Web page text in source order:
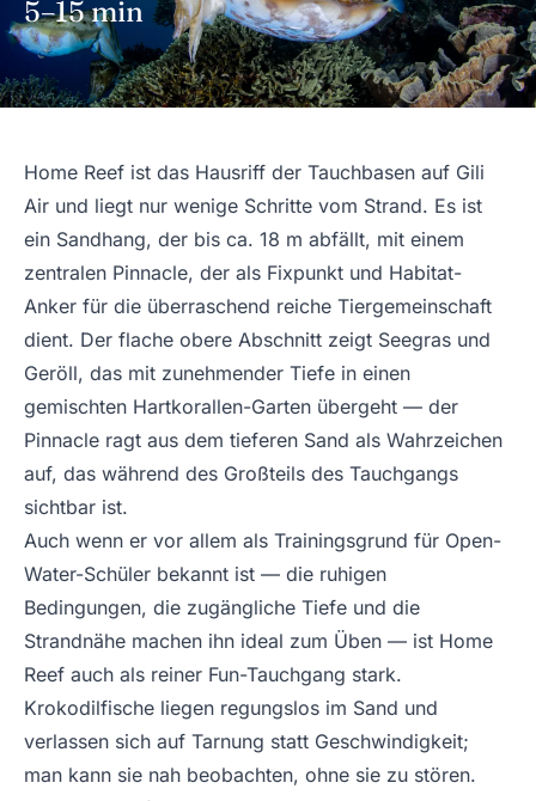
5–15 min
Home Reef ist das Hausriff der Tauchbasen auf Gili
Air und liegt nur wenige Schritte vom Strand. Es ist
ein Sandhang, der bis ca. 18 m abfällt, mit einem
zentralen Pinnacle, der als Fixpunkt und Habitat-
Anker für die überraschend reiche Tiergemeinschaft
dient. Der flache obere Abschnitt zeigt Seegras und
Geröll, das mit zunehmender Tiefe in einen
gemischten Hartkorallen-Garten übergeht — der
Pinnacle ragt aus dem tieferen Sand als Wahrzeichen
auf, das während des Großteils des Tauchgangs
sichtbar ist.
Auch wenn er vor allem als Trainingsgrund für Open-
Water-Schüler bekannt ist — die ruhigen
Bedingungen, die zugängliche Tiefe und die
Strandnähe machen ihn ideal zum Üben — ist Home
Reef auch als reiner Fun-Tauchgang stark.
Krokodilfische liegen regungslos im Sand und
verlassen sich auf Tarnung statt Geschwindigkeit;
man kann sie nah beobachten, ohne sie zu stören.